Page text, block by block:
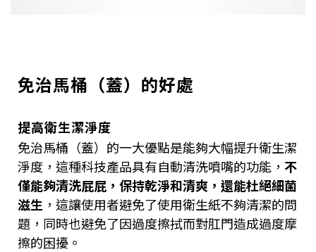
免治馬桶（蓋）的好處
提高衛生潔淨度
免治馬桶（蓋）的一大優點是能夠大幅提升衛生潔
淨度，這種科技產品具有自動清洗噴嘴的功能， 不
僅能夠清洗屁屁，保持乾淨和清爽，還能杜絕細菌
滋生 ，這讓使用者避免了使用衛生紙不夠清潔的問
題，同時也避免了因過度擦拭而對肛門造成過度摩
擦的困擾。